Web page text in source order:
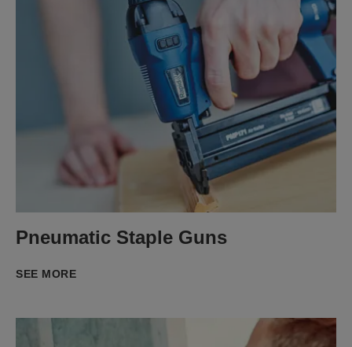
Pneumatic Staple Guns
SEE MORE